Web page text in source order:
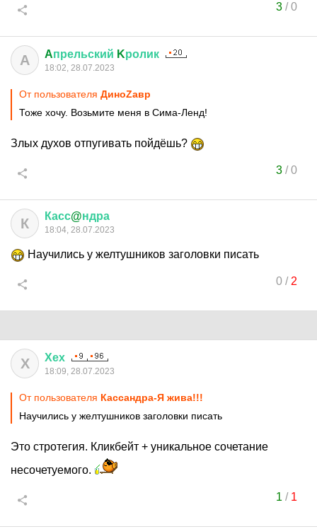
3/0
A Aпрельский Kролик
18:02, 28.07.2023
От пользователя ДиноZавp
Тоже хочу. Возьмите меня в Сима-Ленд!
Злых духов отпугивать пойдёшь?
3/0
К Касс@ндра
18:04, 28.07.2023
Научились у желтушников заголовки писать
0/ 2
Х Хех
18:09, 28.07.2023
От пользователя Кассандра-Я жива!!!
Научились у желтушников заголовки писать
Это стротегия. Кликбейт + уникальное сочетание
несочетуемого.
1 / 1